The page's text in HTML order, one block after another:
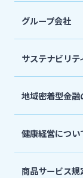
グループ会社
サステナビリテ
地域密着型金融
健康経営につい
商品サービス規